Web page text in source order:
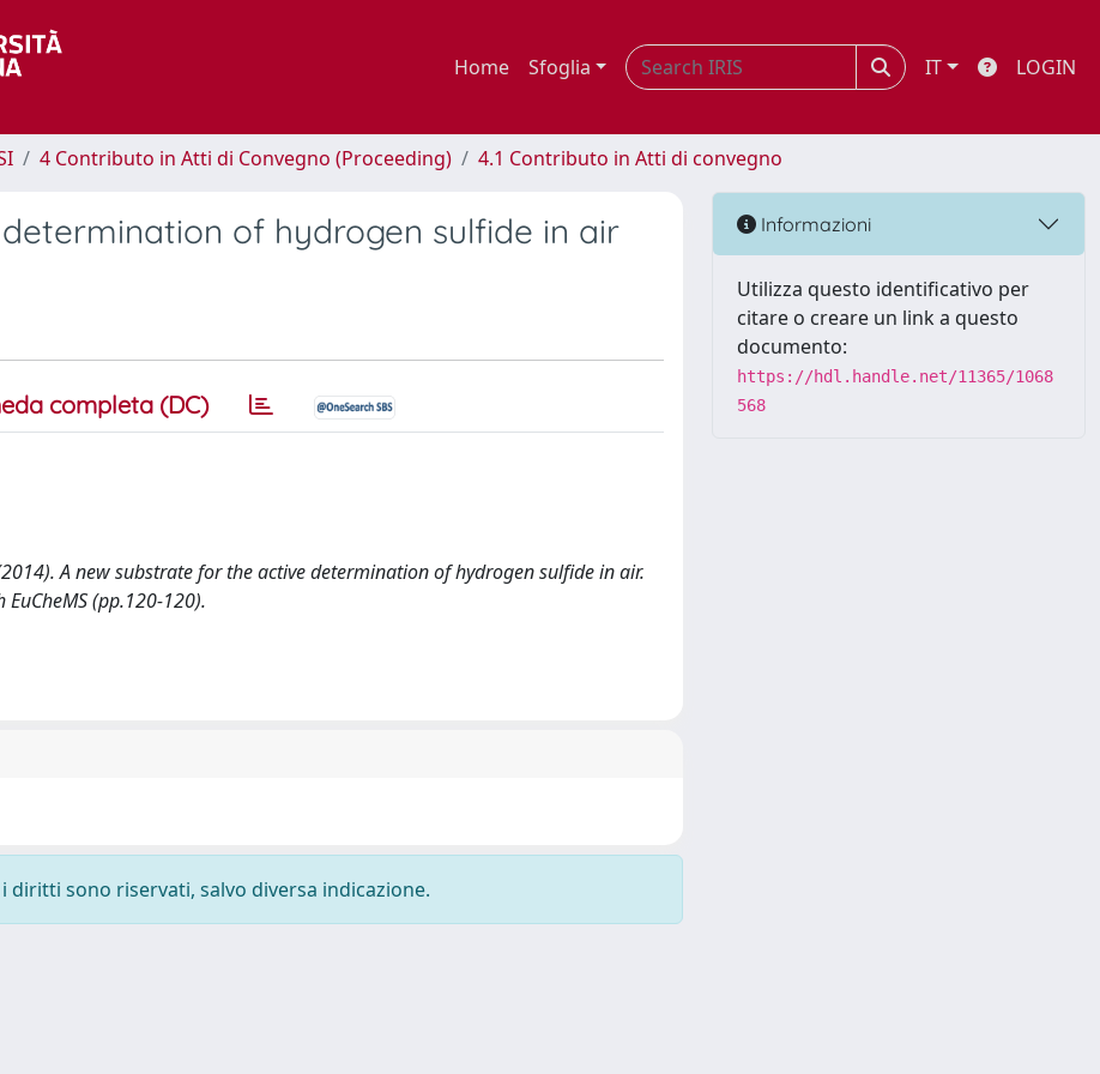
Home Sfoglia IT LOGIN
4 Contributo in Atti di Convegno (Proceeding) 4.1 Contributo in Atti di convegno
of hydrogen sulfide in air
completa (DC)
A new substrate for the active determination of hydrogen sulfide in air.
(pp.120-120).
sono riservati, salvo diversa indicazione.
Informazioni
Utilizza questo identificativo per
citare o creare un link a questo
documento:
https://hdl.handle.net/11365/1068
568